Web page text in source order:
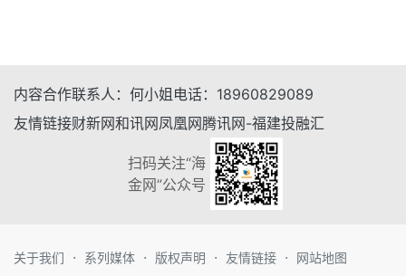
内容合作联系人： 何小姐 电话： 18960829089
友情链接财新网和讯网凤凰网腾讯网-福建投融汇
扫码关注“海
金网”公众号
关于我们 · 系列媒体 · 版权声明 · 友情链接 · 网站地图